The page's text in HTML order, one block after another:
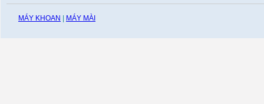
MÁY KHOAN MÁY MÀI